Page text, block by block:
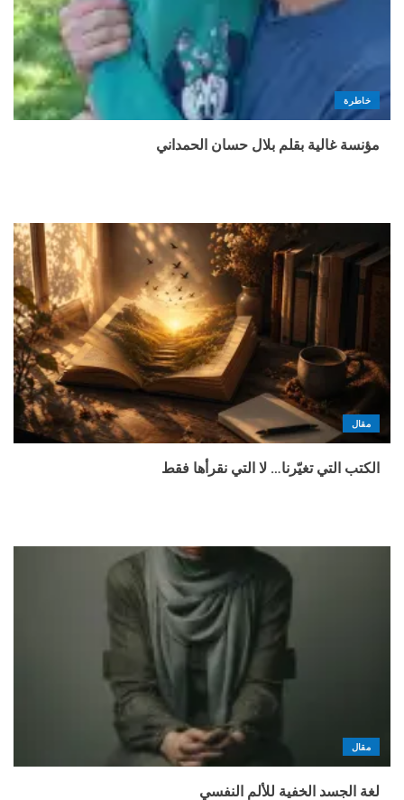
خاطرة
مؤنسة غالية بقلم بلال حسان الحمداني
مقال
الكتب التي تغيّرنا… لا التي نقرأها فقط
مقال
لغة الجسد الخفية للألم النفسي